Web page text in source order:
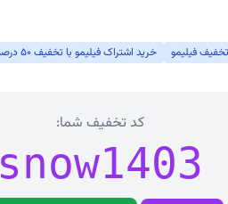
فیلیمو خرید اشتراک فیلیمو با تخفیف ۵۰ درصدی
کد تخفیف شما:
snow1403